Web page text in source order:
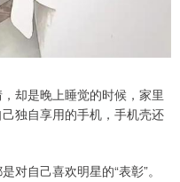
却是晚上睡觉的时候，家里
独自享用的手机，手机壳还
对自己喜欢明星的“表彰”。